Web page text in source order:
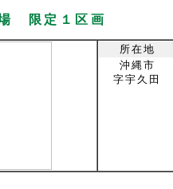
限定１区画
所在地
沖縄市
字宇久田